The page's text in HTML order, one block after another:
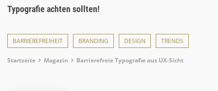
Typografie achten sollten!
BARRIEREFREIHEIT BRANDING DESIGN TRENDS
Breadcrumb
Startseite Magazin Barrierefreie Typografie aus UX-Sicht